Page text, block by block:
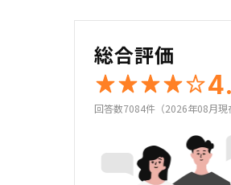
総合評価
回答数7084件（2026年08月現